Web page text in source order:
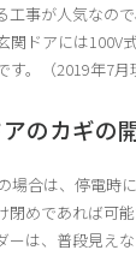
事が人気なの
ドアには100V
。（2019年7月
のカギの
場合は、停電時
めであれば可
は、普段見え